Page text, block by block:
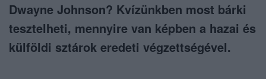
Dwayne Johnson? Kvízünkben most bárki
tesztelheti, mennyire van képben a hazai és
külföldi sztárok eredeti végzettségével.